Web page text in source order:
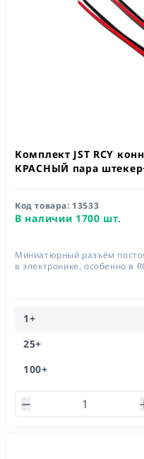
Комплект JST RCY
КРАСНЫЙ пара
Код товара: 13533
В наличии 1700 шт.
Миниатюрный разъём
в электронике, особенно в
1+
25+
100+